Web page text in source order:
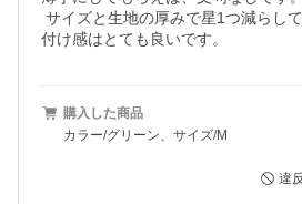
付け感はとても良いです。
購入した商品
カラー/グリーン、サイズ/M
違